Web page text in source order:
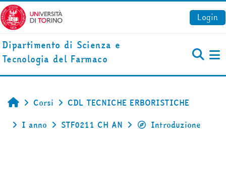
Vai al contenuto principale
Login
Dipartimento di Scienza e
Tecnologia del Farmaco
Home
Corsi
CDL TECNICHE ERBORISTICHE
I anno
STF0211 CH AN Introduzione